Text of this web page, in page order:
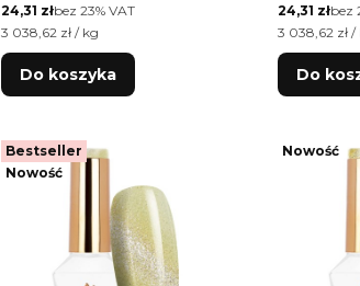
Cena netto
24,31 złbez 23% VAT
Cena jednostkowa netto
3 038,62 zł / kg
Do koszyka
Cena netto
24,31 złbez
Cena
3 038,62 zł /
Do
Bestseller
Nowość
Nowość